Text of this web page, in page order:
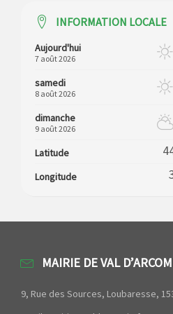
INFORMATION LOCALE
Aujourd'hui
7 août 2026
samedi
8 août 2026
dimanche
9 août 2026
Latitude
Longitude
MAIRIE DE VAL
9, Rue des Sources, Loubaresse,